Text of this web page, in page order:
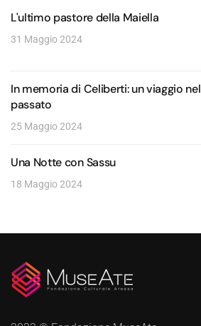
L'ultimo pastore della Maiella
31 Maggio 2024
In memoria di Celiberti: un viaggio nel
passato
25 Maggio 2024
Una Notte con Sassu
18 Maggio 2024